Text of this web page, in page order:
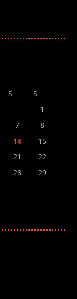
S
S
1
7
8
14
15
21
22
28
29